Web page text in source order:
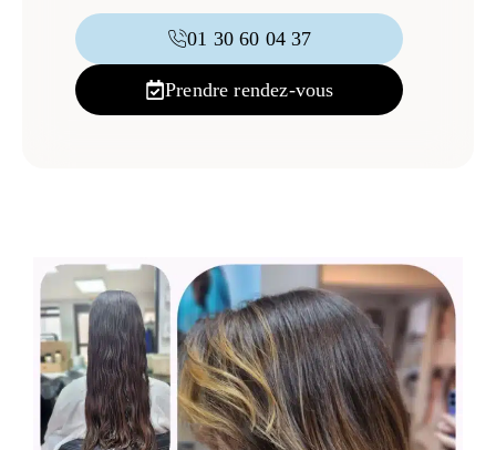
01 30 60 04 37
Prendre rendez-vous